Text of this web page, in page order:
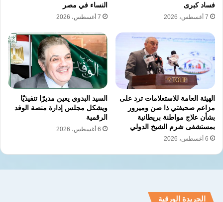
فساد كبرى
7 أغسطس، 2026
النساء في مصر
7 أغسطس، 2026
الهيئة العامة للاستعلامات ترد على
مزاعم صحيفتي ذا صن وميرور
بشأن علاج مواطنة بريطانية
بمستشفى شرم الشيخ الدولي
6 أغسطس، 2026
السيد البدوي يعين مديرًا تنفيذيًا
ويشكل مجلس إدارة منصة الوفد
الرقمية
6 أغسطس، 2026
الجريدة الورقية